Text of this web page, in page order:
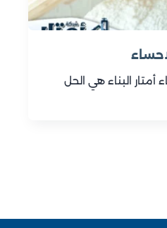
البناء هي الحل